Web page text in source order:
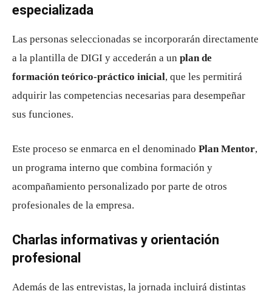
especializada
Las personas seleccionadas se incorporarán directamente
a la plantilla de DIGI y accederán a un plan de
formación teórico-práctico inicial, que les permitirá
adquirir las competencias necesarias para desempeñar
sus funciones.
Este proceso se enmarca en el denominado Plan Mentor,
un programa interno que combina formación y
acompañamiento personalizado por parte de otros
profesionales de la empresa.
Charlas informativas y orientación
profesional
Además de las entrevistas, la jornada incluirá distintas